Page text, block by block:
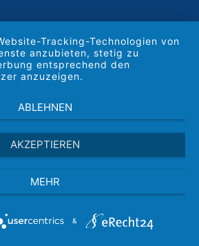
Tracking-Technologien von
anzubieten, stetig zu
entsprechend den
anzuzeigen.
ABLEHNEN
AKZEPTIEREN
MEHR
&